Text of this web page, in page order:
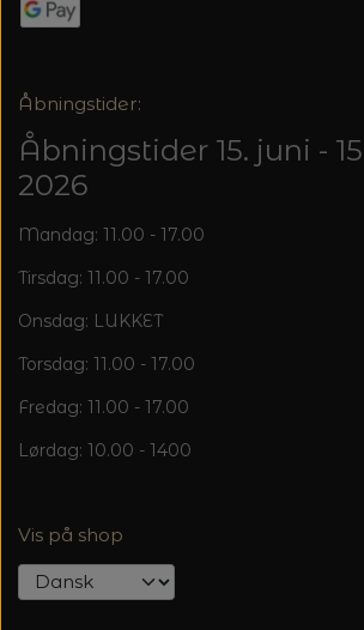
Åbningstider:
Åbningstider 15. juni -
2026
Mandag: 11.00 - 17.00
Tirsdag: 11.00 - 17.00
Onsdag: LUKKET
Torsdag: 11.00 - 17.00
Fredag: 11.00 - 17.00
Lørdag: 10.00 - 1400
Vis på shop